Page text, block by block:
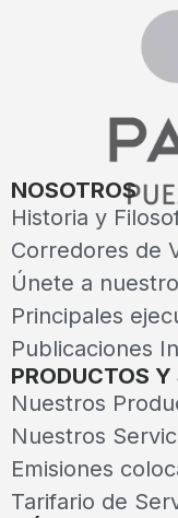
NOSOTROS
Historia y
Corredores de
Únete a
Principales
Publicaciones
PRODUCTOS Y
Nuestros
Nuestros
Emisiones
Tarifario de